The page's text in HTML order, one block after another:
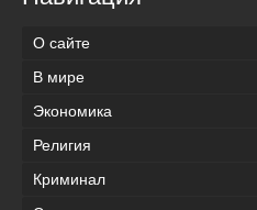
О сайте
В мире
Экономика
Религия
Криминал